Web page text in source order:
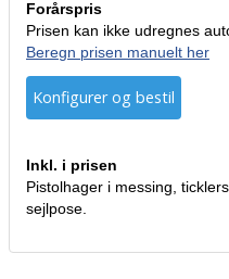
Forårspris
Prisen kan ikke udregnes
Beregn prisen manuelt her
Konfigurer og bestil
Inkl. i prisen
Pistolhager i messing,
sejlpose.